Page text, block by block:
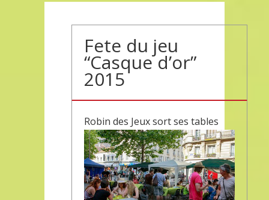
Fete du jeu
“Casque d’or”
2015
Robin des Jeux sort ses tables